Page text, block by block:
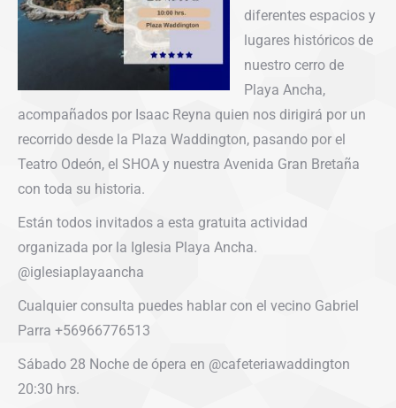
diferentes espacios y
lugares históricos de
nuestro cerro de
Playa Ancha,
acompañados por Isaac Reyna quien nos dirigirá por un
recorrido desde la Plaza Waddington, pasando por el
Teatro Odeón, el SHOA y nuestra Avenida Gran Bretaña
con toda su historia.
Están todos invitados a esta gratuita actividad
organizada por la Iglesia Playa Ancha.
@iglesiaplayaancha
Cualquier consulta puedes hablar con el vecino Gabriel
Parra +56966776513
Sábado 28 Noche de ópera en @cafeteriawaddington
20:30 hrs.